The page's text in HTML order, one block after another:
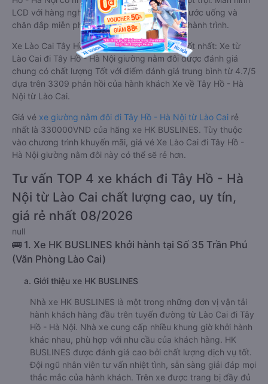
LCD với hàng nghìn bộ phim giải trí, wifi, và nước uống và
chăn đắp miễn phí phục vụ hành khách suốt hành trình.
Xe Lào Cai Tây Hồ - Hà Nội giường nằm đôi tốt nhất: Xe từ
Lào Cai đi Tây Hồ - Hà Nội giường nằm đôi được đánh giá
chung có chất lượng Tốt với điểm đánh giá trung bình từ 4.7/5
dựa trên 3309 phản hồi của hành khách Xe về Tây Hồ - Hà
Nội từ Lào Cai.
Giá vé xe giường nằm đôi đi Tây Hồ - Hà Nội từ Lào Cai rẻ
nhất là 330000VND của hãng xe HK BUSLINES. Tùy thuộc
vào chương trình khuyến mãi, giá vé Xe Lào Cai đi Tây Hồ -
Hà Nội giường nằm đôi này có thể sẽ rẻ hơn.
Tư vấn TOP 4 xe khách đi Tây Hồ - Hà
Nội từ Lào Cai chất lượng cao, uy tín,
giá rẻ nhất 08/2026
null
🚌 1. Xe HK BUSLINES khởi hành tại Số 35 Trần Phú
(Văn Phòng Lào Cai)
a. Giới thiệu xe HK BUSLINES
Nhà xe HK BUSLINES là một trong những đơn vị vận tải
hành khách hàng đầu trên tuyến đường từ Lào Cai đi Tây
Hồ - Hà Nội. Nhà xe cung cấp nhiều khung giờ khởi hành
khác nhau, phù hợp với nhu cầu của khách hàng. HK
BUSLINES được đánh giá cao bởi chất lượng dịch vụ tốt.
Đội ngũ nhân viên tư vấn nhiệt tình, sẵn sàng giải đáp mọi
thắc mắc của hành khách. Trên xe được trang bị đầy đủ